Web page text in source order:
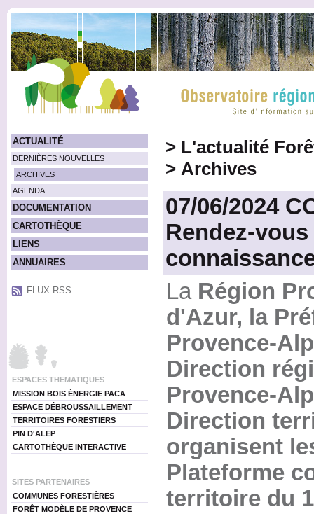
ACTUALITÉ
DERNIÈRES NOUVELLES
ARCHIVES
AGENDA
DOCUMENTATION
CARTOTHÈQUE
LIENS
ANNUAIRES
FLUX RSS
ESPACES THEMATIQUES
MISSION BOIS ÉNERGIE PACA
ESPACE DÉBROUSSAILLEMENT
TERRITOIRES FORESTIERS
PIN D'ALEP
CARTOTHÈQUE INTERACTIVE
SITES PARTENAIRES
COMMUNES FORESTIÈRES
FORÊT MODÈLE DE PROVENCE
> L'actualité
> Archives
07/06/2024
Rendez-
La Région
d'Azur, la
Provence-
Direction
Provence-
Direction
organisent
Plateforme
territoire du